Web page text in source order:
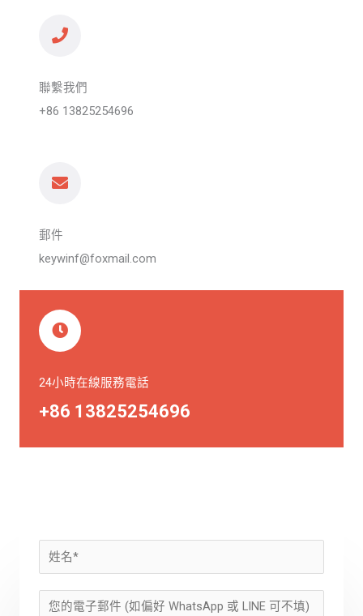
聯繫我們
+86 13825254696
郵件
keywinf@foxmail.com
24小時在線服務電話
+86 13825254696